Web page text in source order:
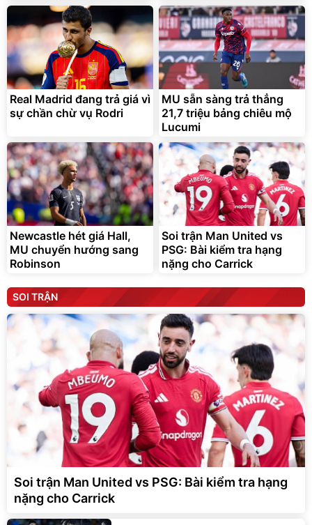
Real Madrid đang trả giá vì
sự chần chừ vụ Rodri
MU sẵn sàng trả thẳng
21,7 triệu bảng chiêu mộ
Lucumi
Newcastle hét giá Hall,
MU chuyển hướng sang
Robinson
Soi trận Man United vs
PSG: Bài kiểm tra hạng
nặng cho Carrick
SOI TRẬN
Soi trận Man United vs PSG: Bài kiểm tra hạng
nặng cho Carrick